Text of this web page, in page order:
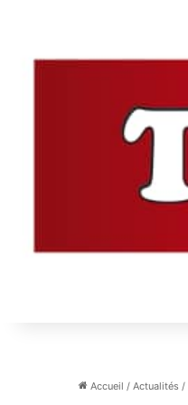
Accueil / Actualités /